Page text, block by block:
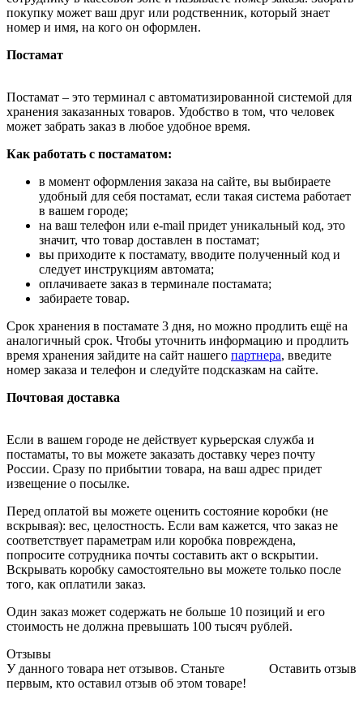
покупку может ваш друг или родственник, который знает
номер и имя, на кого он оформлен.
Постамат
Постамат – это терминал с автоматизированной системой для
хранения заказанных товаров. Удобство в том, что человек
может забрать заказ в любое удобное время.
Как работать с постаматом:
в момент оформления заказа на сайте, вы выбираете
удобный для себя постамат, если такая система работает
в вашем городе;
на ваш телефон или e-mail придет уникальный код, это
значит, что товар доставлен в постамат;
вы приходите к постамату, вводите полученный код и
следует инструкциям автомата;
оплачиваете заказ в терминале постамата;
забираете товар.
Срок хранения в постамате 3 дня, но можно продлить ещё на
аналогичный срок. Чтобы уточнить информацию и продлить
время хранения зайдите на сайт нашего партнера, введите
номер заказа и телефон и следуйте подсказкам на сайте.
Почтовая доставка
Если в вашем городе не действует курьерская служба и
постаматы, то вы можете заказать доставку через почту
России. Сразу по прибытии товара, на ваш адрес придет
извещение о посылке.
Перед оплатой вы можете оценить состояние коробки (не
вскрывая): вес, целостность. Если вам кажется, что заказ не
соответствует параметрам или коробка повреждена,
попросите сотрудника почты составить акт о вскрытии.
Вскрывать коробку самостоятельно вы можете только после
того, как оплатили заказ.
Один заказ может содержать не больше 10 позиций и его
стоимость не должна превышать 100 тысяч рублей.
Отзывы
Оставить отзыв
У данного товара нет отзывов. Станьте
первым, кто оставил отзыв об этом товаре!